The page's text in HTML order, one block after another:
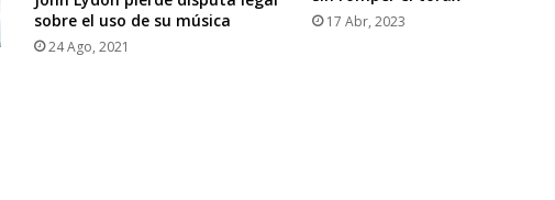
sobre el uso de su música
24 Ago, 2021
17 Abr, 2023